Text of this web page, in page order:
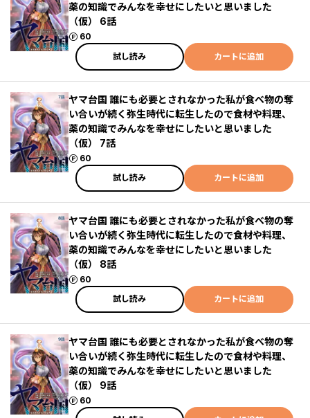
薬の知識でみんなを幸せにしたいと思いました
（仮） 6話
60
ポイント
試し読み
カートに追加
ヤマ台国 誰にも必要とされなかった私が食べ物の奪
い合いが続く弥生時代に転生したので食材や料理、
薬の知識でみんなを幸せにしたいと思いました
（仮） 7話
60
ポイント
試し読み
カートに追加
ヤマ台国 誰にも必要とされなかった私が食べ物の奪
い合いが続く弥生時代に転生したので食材や料理、
薬の知識でみんなを幸せにしたいと思いました
（仮） 8話
60
ポイント
試し読み
カートに追加
ヤマ台国 誰にも必要とされなかった私が食べ物の奪
い合いが続く弥生時代に転生したので食材や料理、
薬の知識でみんなを幸せにしたいと思いました
（仮） 9話
60
ポイント